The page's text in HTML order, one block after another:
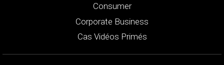
Consumer
Corporate Business
Cas Vidéos Primés